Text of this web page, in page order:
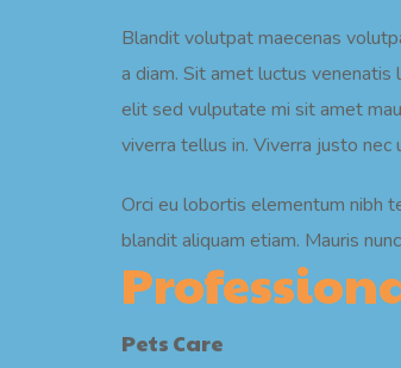
Blandit volutpat maecenas
a diam. Sit amet luctus
elit sed vulputate mi sit amet
viverra tellus in. Viverra justo
Orci eu lobortis elementum nibh
blandit aliquam etiam. Mauris
Pets Care